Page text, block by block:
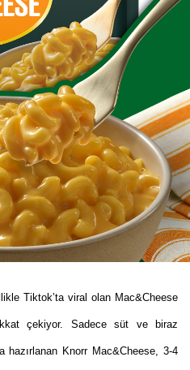
Tiktok’ta viral olan Mac&Cheese
çekiyor. Sadece süt ve biraz
hazırlanan Knorr Mac&Cheese, 3-4